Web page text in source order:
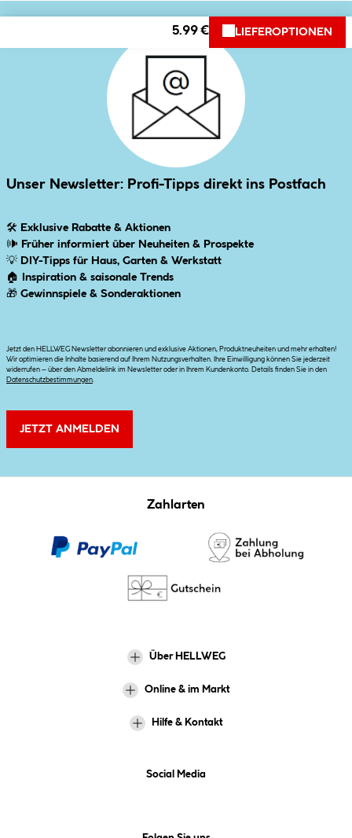
5.99 € LIEFEROPTIONEN
Unser Newsletter: Profi-Tipps direkt ins Postfach
🛠 Exklusive Rabatte & Aktionen
🕪 Früher informiert über Neuheiten & Prospekte
💡 DIY-Tipps für Haus, Garten & Werkstatt
🏠
Inspiration & saisonale Trends
🎁 Gewinnspiele & Sonderaktionen
Jetzt den HELLWEG Newsletter abonnieren und exklusive Aktionen, Produktneuheiten und mehr erhalten!
Wir optimieren die Inhalte basierend auf Ihrem Nutzungsverhalten. Ihre Einwilligung können Sie jederzeit
widerrufen – über den Abmeldelink im Newsletter oder in Ihrem Kundenkonto. Details finden Sie in den
Datenschutzbestimmungen
JETZT ANMELDEN
Zahlarten
Über HELLWEG
Online & im Markt
Hilfe & Kontakt
Social Media